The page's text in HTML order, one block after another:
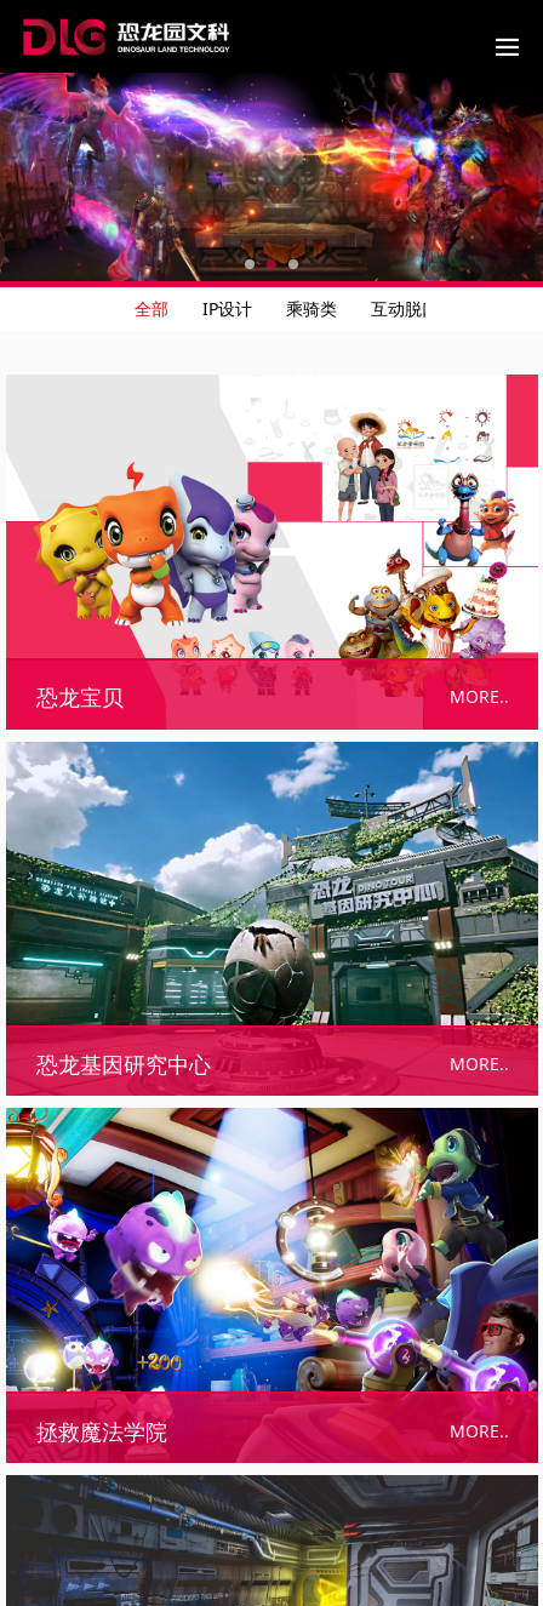
全部 IP设计 乘骑类 互动脱口秀
恐龙宝贝 MORE..
恐龙基因研究中心 MORE..
拯救魔法学院 MORE..